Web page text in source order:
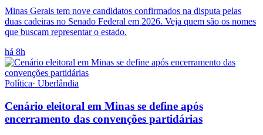
Minas Gerais tem nove candidatos confirmados na disputa pelas
duas cadeiras no Senado Federal em 2026. Veja quem são os nomes
que buscam representar o estado.
há 8h
Política· Uberlândia
Cenário eleitoral em Minas se define após
encerramento das convenções partidárias